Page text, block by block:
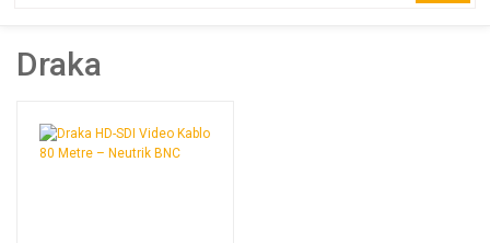
Draka